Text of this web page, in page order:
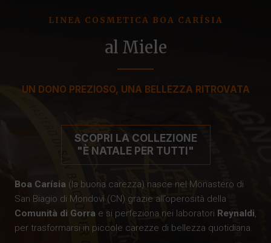
LINEA COSMETICA BOA CARÍSIA
al Miele
UN DONO PREZIOSO, UNA BELLEZZA RITROVATA
SCOPRI LA COLLEZIONE
"È NATALE PER TUTTI"
Boa Carísia (la buona carezza) nasce nel Monastero di
San Biagio di Mondovì (CN) grazie all’operosità della
Comunità di Gorra e si perfeziona nei laboratori Reynaldi,
per trasformarsi in piccole carezze di bellezza quotidiana.